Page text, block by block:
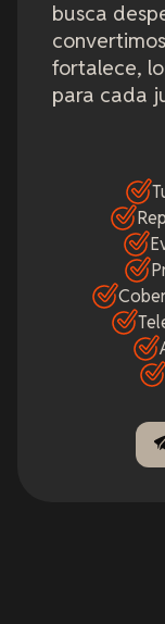
busca
fortalece,
para cada